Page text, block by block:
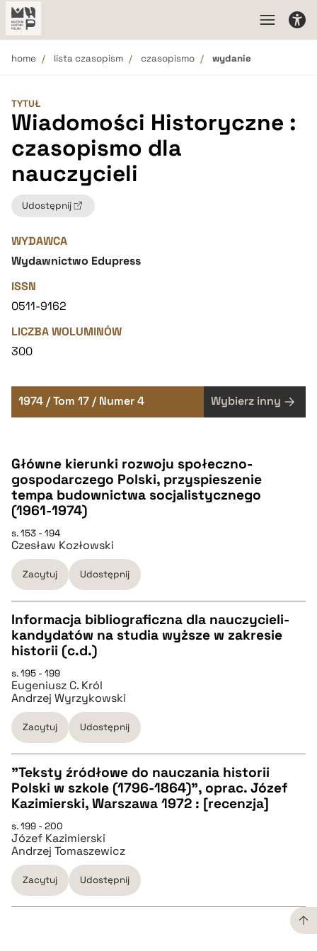
home lista czasopism czasopismo wydanie
TYTUŁ
Wiadomości Historyczne :
czasopismo dla
nauczycieli
Udostępnij
WYDAWCA
Wydawnictwo Edupress
ISSN
0511-9162
LICZBA WOLUMINÓW
300
1974 / Tom 17 / Numer 4 Wybierz inny
Główne kierunki rozwoju społeczno-
gospodarczego Polski, przyspieszenie
tempa budownictwa socjalistycznego
(1961-1974)
s. 153 - 194
Czesław Kozłowski
Zacytuj Udostępnij
CZYSTY TEKST
pobierz cytat
BIBTEX
pobierz cytat
Informacja bibliograficzna dla nauczycieli-
kandydatów na studia wyższe w zakresie
historii (c.d.)
s. 195 - 199
Eugeniusz C. Król
Andrzej Wyrzykowski
Zacytuj Udostępnij
CZYSTY TEKST
pobierz cytat
BIBTEX
"Teksty źródłowe do nauczania historii
Polski w szkole (1796-1864)", oprac. Józef
Kazimierski, Warszawa 1972 : [recenzja]
s. 199 - 200
Józef Kazimierski
Andrzej Tomaszewicz
Zacytuj Udostępnij